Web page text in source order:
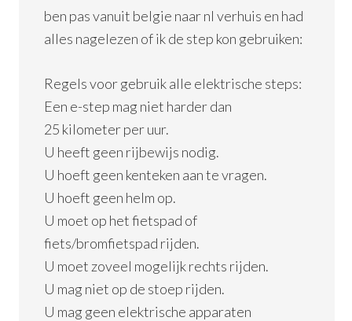
ben pas vanuit belgie naar nl verhuis en had
alles nagelezen of ik de step kon gebruiken:
Regels voor gebruik alle elektrische steps:
Een e-step mag niet harder dan
25 kilometer per uur.
U heeft geen rijbewijs nodig.
U hoeft geen kenteken aan te vragen.
U hoeft geen helm op.
U moet op het fietspad of
fiets/bromfietspad rijden.
U moet zoveel mogelijk rechts rijden.
U mag niet op de stoep rijden.
U mag geen elektrische apparaten